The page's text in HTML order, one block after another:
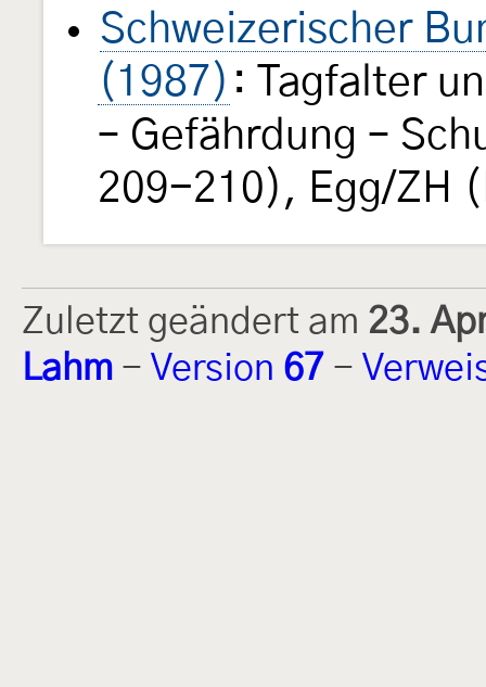
Schweizerischer
(1987) : Tagfalter
– Gefährdung –
209-210), Egg/ZH
Zuletzt geändert am 23.
Lahm - Version 67 -